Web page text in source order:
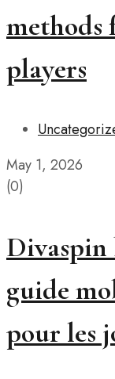
players
May 1, 2026
(0)
Divaspin
guide
pour les